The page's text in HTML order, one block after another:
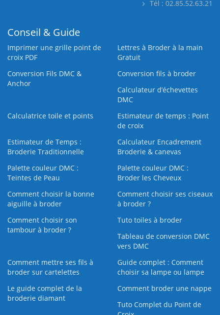
Tél : 02.85.52.63.21
Conseil & Guide
Imprimer une grille point de
croix PDF
Lettres à Broder à la main
Gratuit
Conversion Fils DMC &
Anchor
Conversion fils à broder
Calculateur d’échevettes
DMC
Calculatrice toile et points
Estimateur de temps : Point
de croix
Estimateur de Temps :
Broderie Traditionnelle
Calculateur Encadrement
Broderie & canevas
Palette couleur DMC :
Teintes de Peau
Palette couleur DMC :
Broder les Cheveux
Comment choisir la bonne
aiguille à broder
Comment choisir ses ciseaux
à broder ?
Comment choisir son
tambour à broder ?
Tuto toiles à broder
Tableau de conversion DMC
vers DMC
Comment mettre ses fils à
broder sur cartelettes
Guide complet : Comment
choisir sa lampe ou lampe
Le guide complet de la
broderie diamant
Comment broder une nappe
Tuto Complet du Point de